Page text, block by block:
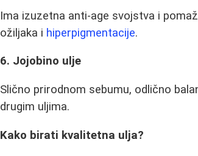
Ima izuzetna anti-age svojstva i
ožiljaka i hiperpigmentacije.
6. Jojobino ulje
Slično prirodnom sebumu, odlično
drugim uljima.
Kako birati kvalitetna ulja?